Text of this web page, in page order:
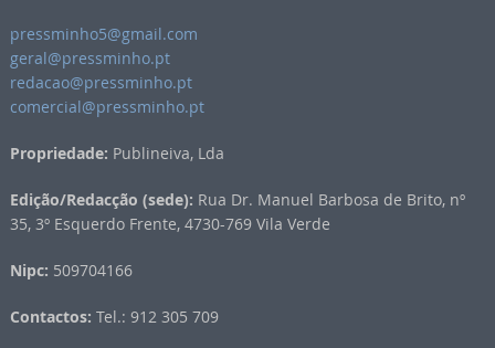
pressminho5@gmail.com
geral@pressminho.pt
redacao@pressminho.pt
comercial@pressminho.pt
Propriedade: Publineiva, Lda
Edição/Redacção (sede): Rua Dr. Manuel Barbosa de Brito, nº
35, 3º Esquerdo Frente, 4730-769 Vila Verde
Nipc: 509704166
Contactos: Tel.: 912 305 709